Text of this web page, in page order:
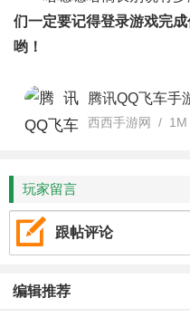
们一定要记得登录游戏完
哟！
腾讯QQ飞车手
西西手游网 /
玩家留言
跟帖评论
编辑推荐